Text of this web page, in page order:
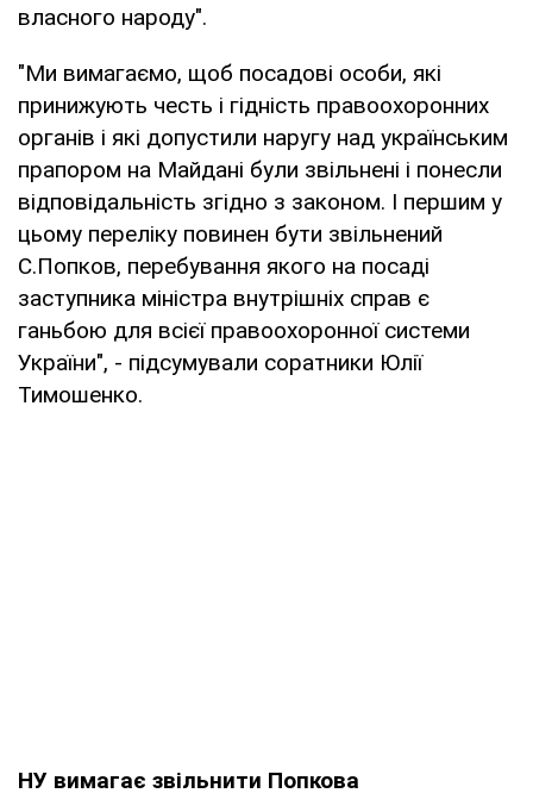
власного народу".
"Ми вимагаємо, щоб посадові особи, які
принижують честь і гідність правоохоронних
органів і які допустили наругу над українським
прапором на Майдані були звільнені і понесли
відповідальність згідно з законом. І першим у
цьому переліку повинен бути звільнений
С.Попков, перебування якого на посаді
заступника міністра внутрішніх справ є
ганьбою для всієї правоохоронної системи
України", - підсумували соратники Юлії
Тимошенко.
НУ вимагає звільнити Попкова